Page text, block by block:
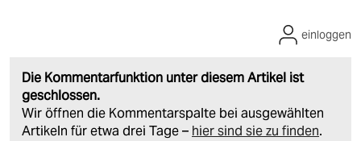
Die Kommentarfunktion unter diesem Artikel ist
geschlossen.
Wir öffnen die Kommentarspalte bei ausgewählten
Artikeln für etwa drei Tage – hier sind sie zu finden.
einloggen